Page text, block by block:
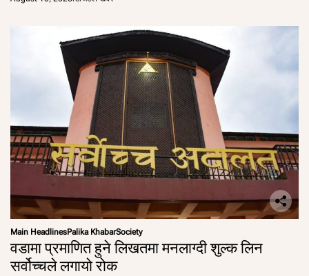
Main HeadlinesPalika KhabarSociety
वडामा प्रमाणित हुने लिखतमा मनलाग्दी शुल्क लिन
सर्वोच्चले लगायो रोक